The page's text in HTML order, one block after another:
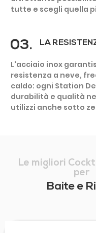
tutte e scegli quella
03. LA
L'acciaio inox
resistenza a neve,
caldo: ogni Station
durabilità e qualità
utilizzi anche sotto
Le migliori
per
Baite e